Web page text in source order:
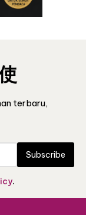
terbaru,
Subscribe
.